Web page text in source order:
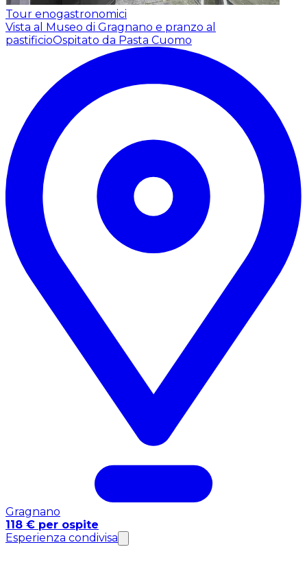
Tour enogastronomici
Vista al Museo di Gragnano e pranzo al
pastificioOspitato da Pasta Cuomo
Gragnano
118 € per ospite
Esperienza condivisa